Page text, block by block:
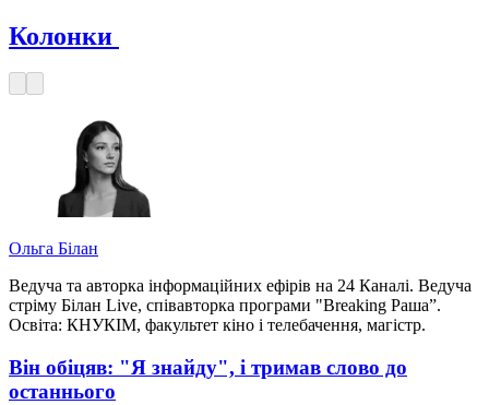
Колонки
Ольга Білан
Ведуча та авторка інформаційних ефірів на 24 Каналі. Ведуча
стріму Білан Live, співавторка програми "Breaking Раша”.
Освіта: КНУКІМ, факультет кіно і телебачення, магістр.
Він обіцяв: "Я знайду", і тримав слово до
останнього